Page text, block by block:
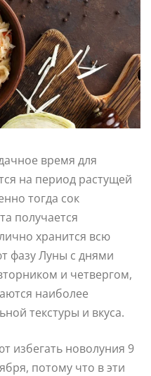
время для
на период растущей
тогда сок
получается
хранится всю
фазу Луны с днями
и четвергом,
наиболее
текстуры и вкуса.
избегать новолуния 9
потому что в эти